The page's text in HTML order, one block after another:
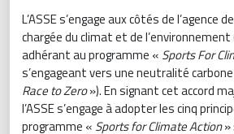
L’ASSE s’engage aux côtés de l’agence
chargée du climat et de l’environnement
adhérant au programme « Sports For
s’engageant vers une neutralité
Race to Zero»). En signant cet accord
l’ASSE s’engage à adopter les cinq
programme « Sports for Climate Action»